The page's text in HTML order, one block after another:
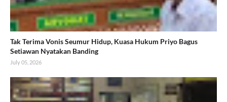
Tak Terima Vonis Seumur Hidup, Kuasa Hukum Priyo Bagus
Setiawan Nyatakan Banding
July 05, 2026